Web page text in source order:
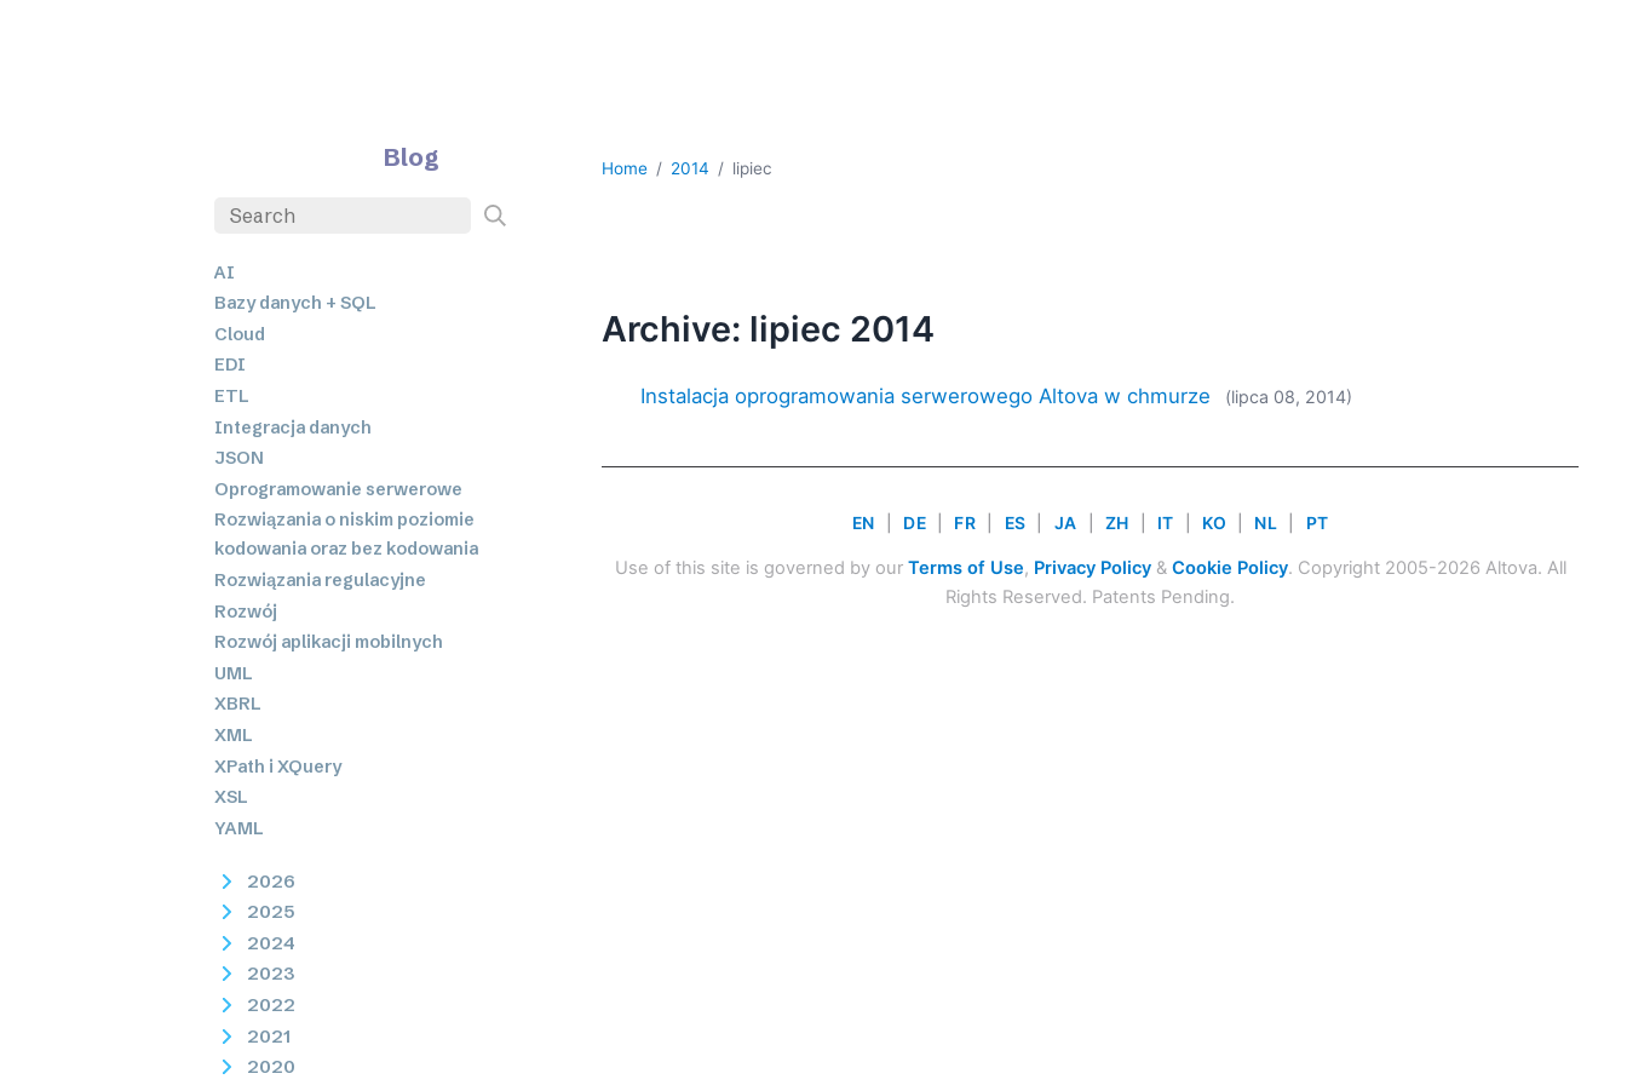
Blog
AI
Bazy danych + SQL
Cloud
EDI
ETL
Integracja danych
JSON
Oprogramowanie serwerowe
Rozwiązania o niskim poziomie
kodowania oraz bez kodowania
Rozwiązania regulacyjne
Rozwój
Rozwój aplikacji mobilnych
UML
XBRL
XML
XPath i XQuery
XSL
YAML
2026
2025
2024
2023
2022
2021
2020
Home 2014 lipiec
Archive: lipiec 2014
Instalacja oprogramowania serwerowego Altova w chmurze (lipca 08, 2014)
EN DE FR ES JA ZH IT KO NL PT
Use of this site is governed by our Terms of Use, Privacy Policy& Cookie Policy. Copyright 2005-2026 Altova. All
Rights Reserved. Patents Pending.